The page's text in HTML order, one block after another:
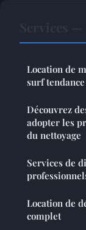
Location de
surf tendance
Découvrez
adopter les
du nettoyage
Services de
Location de
complet